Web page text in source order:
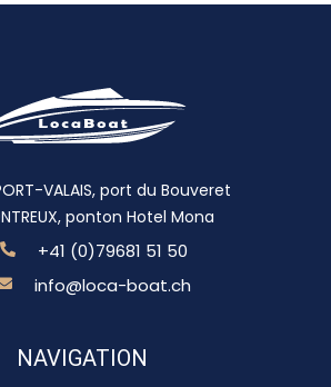
VALAIS, port du Bouveret
ponton Hotel Mona
+41 (0)79681 51 50
info@loca-boat.ch
NAVIGATION